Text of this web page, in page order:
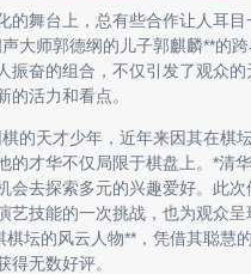
的舞台上，总有些合作让人耳目
大师郭德纲的儿子郭麒麟**的
振奋的组合，不仅引发了观众的
的活力和看点。
的天才少年，近年来因其在棋
的才华不仅局限于棋盘上。*清
会去探索多元的兴趣爱好。此次
艺技能的一次挑战，也为观众呈
棋坛的风云人物**，凭借其聪慧
得无数好评。